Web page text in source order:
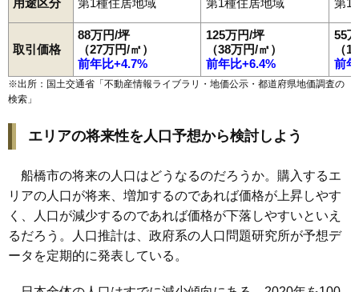
用途区分 第1種住居地域 第1種住居地域 第1
取引価格
88万円/坪
（27万円/㎡）
前年比+4.7%
125万円/坪
（38万円/㎡）
前年比+6.4%
55
（
前
※出所：国土交通省「 不動産情報ライブラリ・地価公示・都道府県地価調査の
検索 」
エリアの将来性を人口予想から検討しよう
船橋市の将来の人口はどうなるのだろうか。購入するエ
リアの人口が将来、増加するのであれば価格が上昇しやす
く、人口が減少するのであれば価格が下落しやすいといえ
るだろう。人口推計は、政府系の人口問題研究所が予想デ
ータを定期的に発表している。